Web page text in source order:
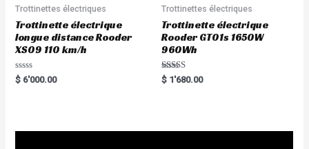
Trottinettes électriques
Trottinette électrique
longue distance Rooder
XS09 110 km/h
R
a
$ 6'000.00
Trottinettes électriques
Trottinette électrique
Rooder GT01s 1650W
960Wh
Rated
5.00
$ 1'680.00